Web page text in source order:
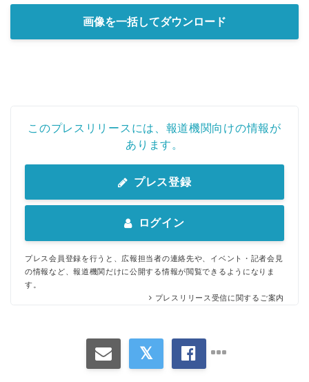
画像を一括してダウンロード
このプレスリリースには、報道機関向けの情報が
あります。
プレス登録
ログイン
プレス会員登録を行うと、広報担当者の連絡先や、イベント・記者会見
の情報など、報道機関だけに公開する情報が閲覧できるようになりま
す。
プレスリリース受信に関するご案内